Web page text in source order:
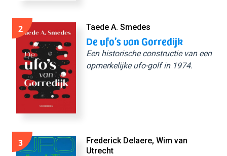
2 Taede A. Smedes
De ufo’s van Gorredijk
Een historische constructie van een
opmerkelijke ufo-golf in 1974.
3
Frederick Delaere, Wim van
Utrecht